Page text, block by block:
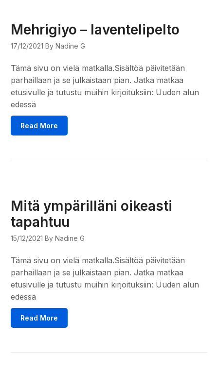
Mehrigiyo – laventelipelto
17/12/2021 By Nadine G
Tämä sivu on vielä matkalla.Sisältöä päivitetään
parhaillaan ja se julkaistaan pian. Jatka matkaa
etusivulle ja tutustu muihin kirjoituksiin: Uuden alun
edessä
Read More
Mitä ympärilläni oikeasti
tapahtuu
15/12/2021 By Nadine G
Tämä sivu on vielä matkalla.Sisältöä päivitetään
parhaillaan ja se julkaistaan pian. Jatka matkaa
etusivulle ja tutustu muihin kirjoituksiin: Uuden alun
edessä
Read More